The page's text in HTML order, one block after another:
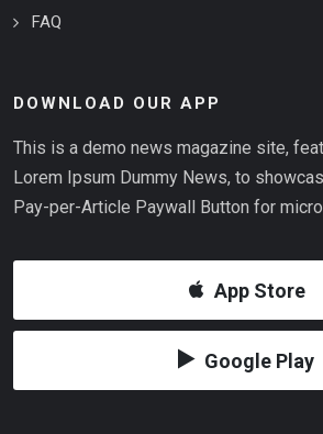
FAQ
DOWNLOAD OUR APP
This is a demo news magazine site,
Lorem Ipsum Dummy News, to
Pay-per-Article Paywall Button for
App Store
Google Play